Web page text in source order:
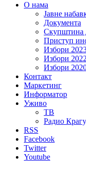
О нама
Јавне
Документа
Скупштина
Приступ
Избори
Избори
Избори
Контакт
Маркетинг
Информатор
Уживо
ТВ
Радио
RSS
Facebook
Twitter
Youtube